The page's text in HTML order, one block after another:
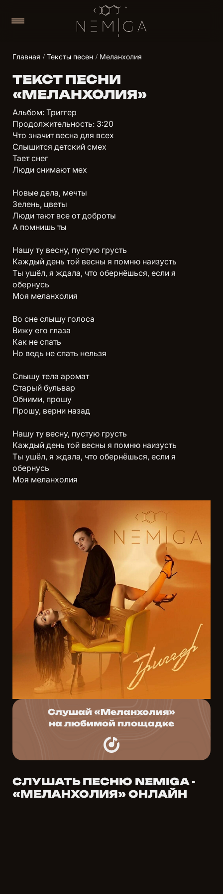
Главная Тексты песен Меланхолия
ТЕКСТ ПЕСНИ
«МЕЛАНХОЛИЯ»
Альбом: Триггер
Продолжительность: 3:20
Что значит весна для всех
Слышится детский смех
Тает снег
Люди снимают мех
Новые дела, мечты
Зелень, цветы
Люди тают все от доброты
А помнишь ты
Нашу ту весну, пустую грусть
Каждый день той весны я помню наизусть
Ты ушёл, я ждала, что обернёшься, если я
обернусь
Моя меланхолия
Во сне слышу голоса
Вижу его глаза
Как не спать
Но ведь не спать нельзя
Слышу тела аромат
Старый бульвар
Обними, прошу
Прошу, верни назад
Нашу ту весну, пустую грусть
Каждый день той весны я помню наизусть
Ты ушёл, я ждала, что обернёшься, если я
обернусь
Моя меланхолия
Слушай «Меланхолия»
на любимой площадке
СЛУШАТЬ ПЕСНЮ NEMIGA -
«МЕЛАНХОЛИЯ» ОНЛАЙН